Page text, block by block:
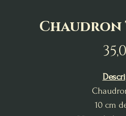
Chaudron
10 cm